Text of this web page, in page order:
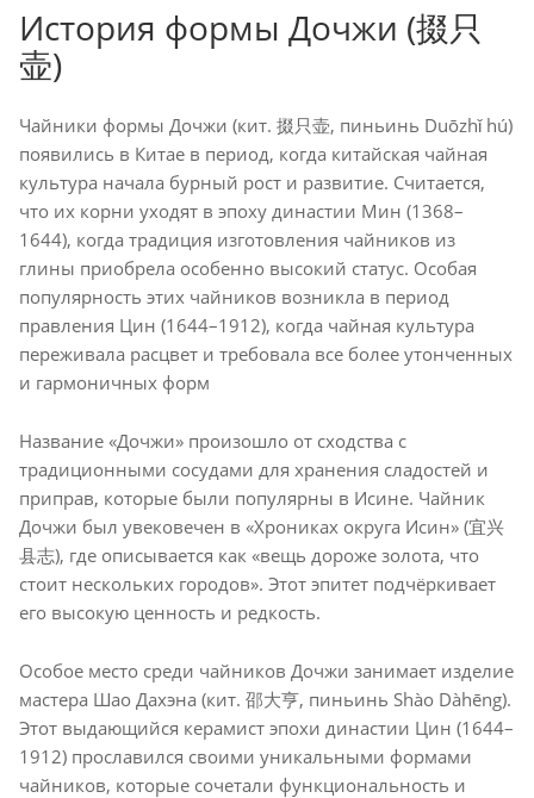
История формы Дочжи (掇只
壶)
Чайники формы Дочжи (кит. 掇只壶, пиньинь Duōzhǐ hú)
появились в Китае в период, когда китайская чайная
культура начала бурный рост и развитие. Считается,
что их корни уходят в эпоху династии Мин (1368–
1644), когда традиция изготовления чайников из
глины приобрела особенно высокий статус. Особая
популярность этих чайников возникла в период
правления Цин (1644–1912), когда чайная культура
переживала расцвет и требовала все более утонченных
и гармоничных форм
Название «Дочжи» произошло от сходства с
традиционными сосудами для хранения сладостей и
приправ, которые были популярны в Исине. Чайник
Дочжи был увековечен в «Хрониках округа Исин» (宜兴
县志), где описывается как «вещь дороже золота, что
стоит нескольких городов». Этот эпитет подчёркивает
его высокую ценность и редкость.
Особое место среди чайников Дочжи занимает изделие
мастера Шао Дахэна (кит. 邵大亨, пиньинь Shào Dàhēng).
Этот выдающийся керамист эпохи династии Цин (1644–
1912) прославился своими уникальными формами
чайников, которые сочетали функциональность и